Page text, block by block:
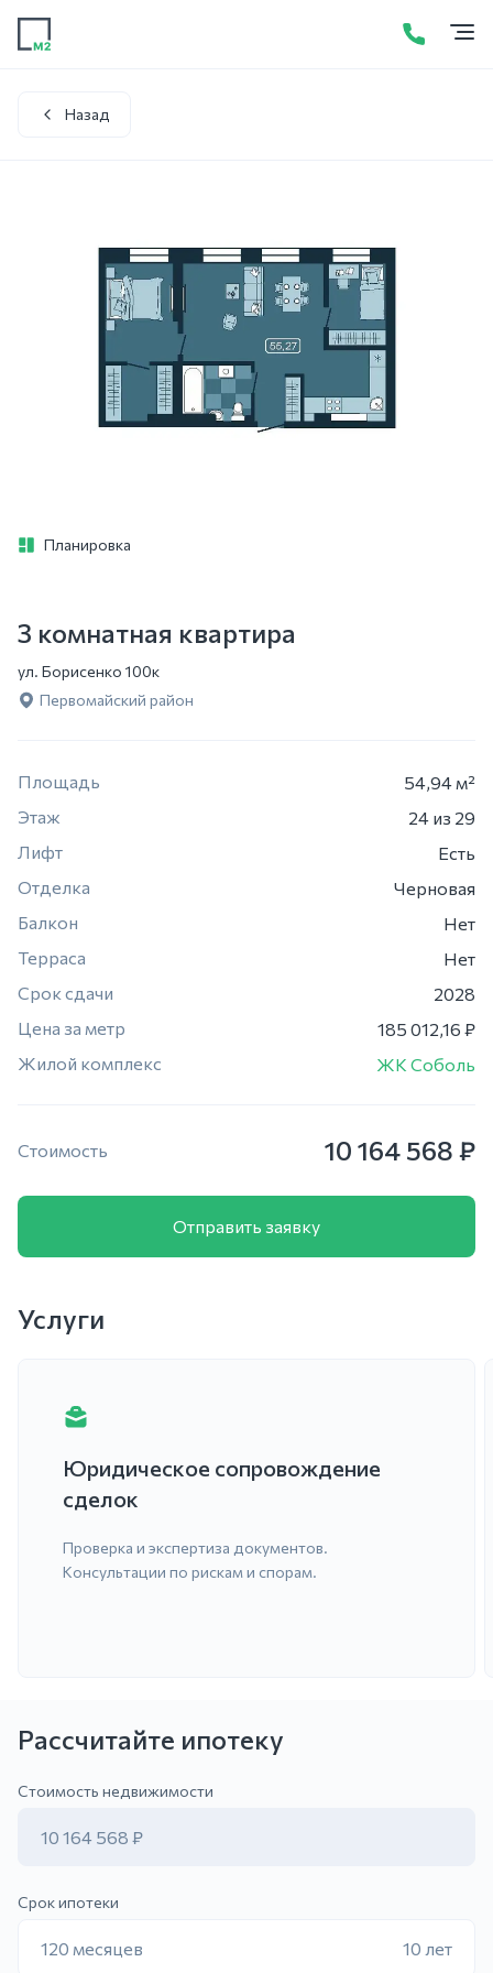
Контакты
+7 (423) 275-52-01 Написать в WhatsApp
Назад
Планировка
3 комнатная квартира
ул. Борисенко 100к
Первомайский район
Площадь
54,94 м²
Этаж
24 из 29
Лифт
Есть
Отделка
Черновая
Балкон
Нет
Терраса
Нет
Срок сдачи
2028
Цена за метр
185 012,16 ₽
Жилой комплекс
ЖК Соболь
Стоимость 10 164 568 ₽
Отправить заявку
Услуги
Юридическое сопровождение
сделок
Проверка и экспертиза документов.
Консультации по рискам и спорам.
Рассчитайте ипотеку
Стоимость недвижимости
10 164 568 ₽
Срок ипотеки
120 месяцев 10 лет